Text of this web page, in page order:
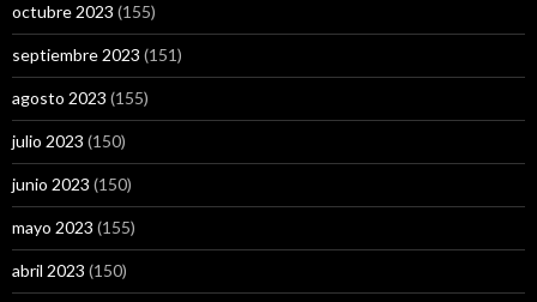
octubre 2023 (155)
septiembre 2023 (151)
agosto 2023 (155)
julio 2023 (150)
junio 2023 (150)
mayo 2023 (155)
abril 2023 (150)